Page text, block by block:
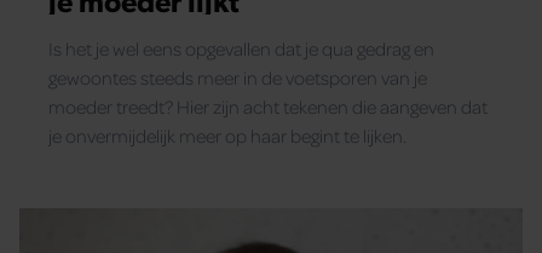
Is het je wel eens opgevallen dat je qua gedrag en
gewoontes steeds meer in de voetsporen van je
moeder treedt? Hier zijn acht tekenen die aangeven dat
je onvermijdelijk meer op haar begint te lijken.